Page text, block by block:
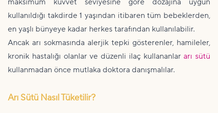
kullanıldığı takdirde 1 yaşından itibaren tüm bebeklerden,
en yaşlı bünyeye kadar herkes tarafından kullanılabilir.
Ancak arı sokmasında alerjik tepki gösterenler, hamileler,
kronik hastalığı olanlar ve düzenli ilaç kullananlararı sütü
kullanmadan önce mutlaka doktora danışmalılar.
Arı Sütü Nasıl Tüketilir?